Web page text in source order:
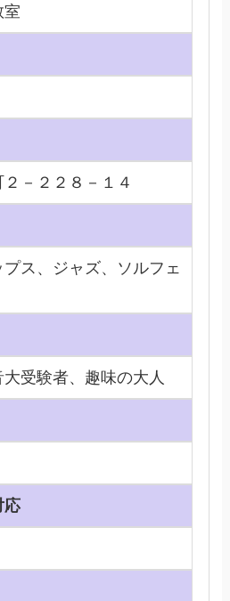
室
－２２８－１４
ス、ジャズ、ソルフェ
受験者、趣味の大人
応